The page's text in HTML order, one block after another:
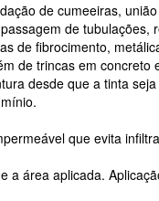
de cumeeiras,
de tubulações,
de fibrocimento,
de trincas em concreto
desde que a tinta
que evita
a área aplicada.